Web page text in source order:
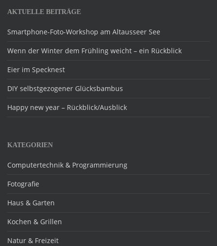
AKTUELLE BEITRÄGE
Smartphone-Foto-Workshop am Altausseer See
Wenn der Winter dem Frühling weicht – ein Rückblick
Eier im Specknest
DIY selbstgezogener Glücksbambus
Happy new year – Rückblick/Ausblick
KATEGORIEN
Computertechnik & Programmierung
Fotografie
Haus & Garten
Kochen & Grillen
Natur & Freizeit